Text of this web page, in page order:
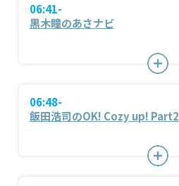
06:41-
黒木瞳のあさナビ
06:48-
飯田浩司のOK! Cozy up! Part2